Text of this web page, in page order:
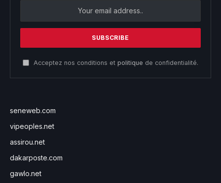
Acceptez nos conditions et politique de confidentialité.
seneweb.com
vipeoples.net
assirou.net
dakarposte.com
gawlo.net